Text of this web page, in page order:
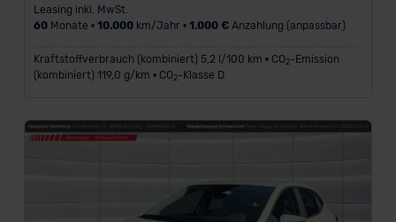
Leasing inkl. MwSt.
60Monate • 10.000km/Jahr • 1.000 €Anzahlung (anpassbar)
Kraftstoffverbrauch (kombiniert) 5,2 l/100 km • CO2-Emission
(kombiniert) 119,0 g/km • CO2-Klasse D